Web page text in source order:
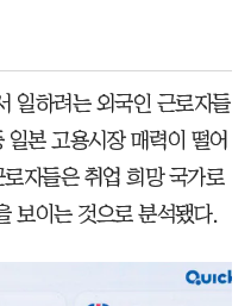
일하려는 외국인 근로자들
본 고용시장 매력이 떨어
자들은 취업 희망 국가로
보이는 것으로 분석됐다.